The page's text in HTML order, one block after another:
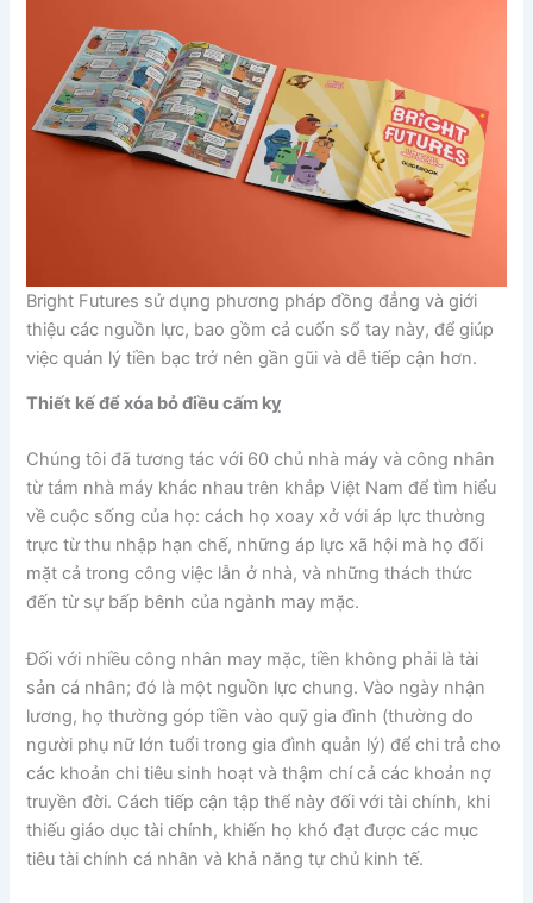
Bright Futures sử dụng phương pháp đồng đẳng và giới
thiệu các nguồn lực, bao gồm cả cuốn sổ tay này, để giúp
việc quản lý tiền bạc trở nên gần gũi và dễ tiếp cận hơn.
Thiết kế để xóa bỏ điều cấm kỵ
Chúng tôi đã tương tác với 60 chủ nhà máy và công nhân
từ tám nhà máy khác nhau trên khắp Việt Nam để tìm hiểu
về cuộc sống của họ: cách họ xoay xở với áp lực thường
trực từ thu nhập hạn chế, những áp lực xã hội mà họ đối
mặt cả trong công việc lẫn ở nhà, và những thách thức
đến từ sự bấp bênh của ngành may mặc.
Đối với nhiều công nhân may mặc, tiền không phải là tài
sản cá nhân; đó là một nguồn lực chung. Vào ngày nhận
lương, họ thường góp tiền vào quỹ gia đình (thường do
người phụ nữ lớn tuổi trong gia đình quản lý) để chi trả cho
các khoản chi tiêu sinh hoạt và thậm chí cả các khoản nợ
truyền đời. Cách tiếp cận tập thể này đối với tài chính, khi
thiếu giáo dục tài chính, khiến họ khó đạt được các mục
tiêu tài chính cá nhân và khả năng tự chủ kinh tế.